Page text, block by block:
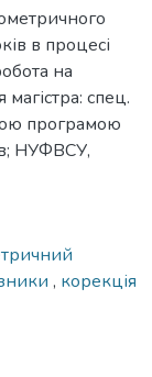
в процесі
на
магістра: спец.
програмою
НУФВСУ,
, корекція